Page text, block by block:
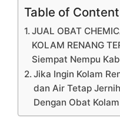
Table of
JUAL OBAT
KOLAM RENANG
Siempat Nempu
Jika Ingin Kolam
dan Air Tetap
Dengan Obat